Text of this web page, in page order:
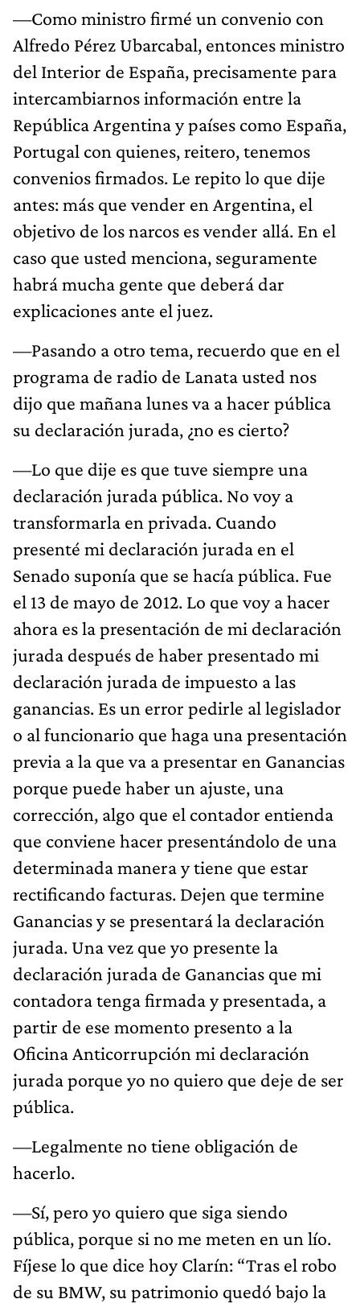
—Como ministro firmé un convenio con
Alfredo Pérez Ubarcabal, entonces ministro
del Interior de España, precisamente para
intercambiarnos información entre la
República Argentina y países como España,
Portugal con quienes, reitero, tenemos
convenios firmados. Le repito lo que dije
antes: más que vender en Argentina, el
objetivo de los narcos es vender allá. En el
caso que usted menciona, seguramente
habrá mucha gente que deberá dar
explicaciones ante el juez.
—Pasando a otro tema, recuerdo que en el
programa de radio de Lanata usted nos
dijo que mañana lunes va a hacer pública
su declaración jurada, ¿no es cierto?
—Lo que dije es que tuve siempre una
declaración jurada pública. No voy a
transformarla en privada. Cuando
presenté mi declaración jurada en el
Senado suponía que se hacía pública. Fue
el 13 de mayo de 2012. Lo que voy a hacer
ahora es la presentación de mi declaración
jurada después de haber presentado mi
declaración jurada de impuesto a las
ganancias. Es un error pedirle al legislador
o al funcionario que haga una presentación
previa a la que va a presentar en Ganancias
porque puede haber un ajuste, una
corrección, algo que el contador entienda
que conviene hacer presentándolo de una
determinada manera y tiene que estar
rectificando facturas. Dejen que termine
Ganancias y se presentará la declaración
jurada. Una vez que yo presente la
declaración jurada de Ganancias que mi
contadora tenga firmada y presentada, a
partir de ese momento presento a la
Oficina Anticorrupción mi declaración
jurada porque yo no quiero que deje de ser
pública.
—Legalmente no tiene obligación de
hacerlo.
—Sí, pero yo quiero que siga siendo
pública, porque si no me meten en un lío.
Fíjese lo que dice hoy Clarín: “Tras el robo
de su BMW, su patrimonio quedó bajo la